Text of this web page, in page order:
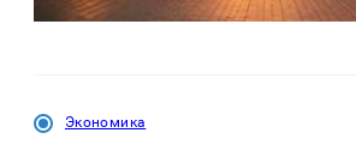
Экономика